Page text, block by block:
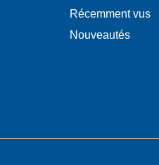
Récemment vus
Nouveautés